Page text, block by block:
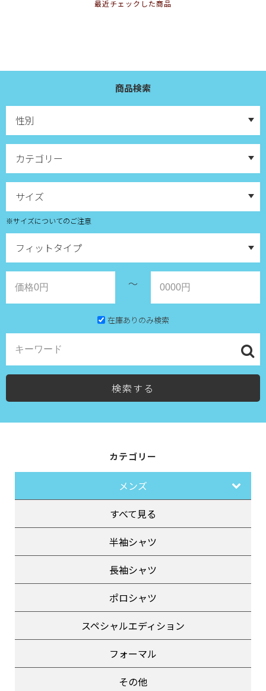
最近チェックした商品
商品検索
※サイズについてのご注意
～
在庫ありのみ検索
検索する
カテゴリー
メンズ
すべて見る
半袖シャツ
長袖シャツ
ポロシャツ
スペシャルエディション
フォーマル
その他